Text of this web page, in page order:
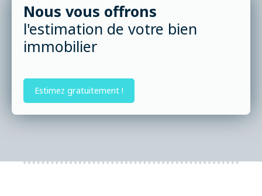
Nous vous offrons
l'estimation de votre bien
immobilier
Estimez gratuitement !